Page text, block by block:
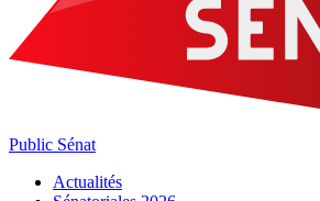
Public Sénat
Actualités